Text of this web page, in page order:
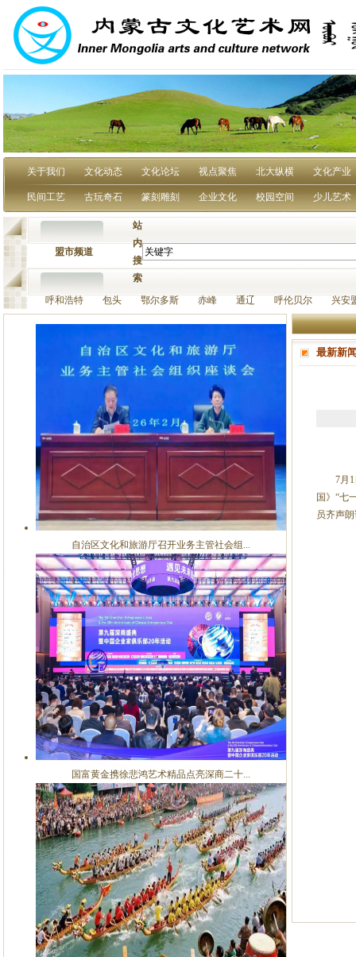
关于我们 文化动态 文化论坛 视点聚焦 北大纵横 文化产业
民间工艺 古玩奇石 篆刻雕刻 企业文化 校园空间 少儿艺术
盟市频道
站
内
搜
索
呼和浩特 包头 鄂尔多斯 赤峰 通辽 呼伦贝尔 兴安
自治区文化和旅游厅召开业务主管社会组...
国富黄金携徐悲鸿艺术精品点亮深商二十...
最新新
7月1日
国》“七
员齐声